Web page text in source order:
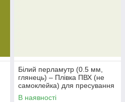
Білий перламутр (0.5 мм,
глянець) ‒ Плівка ПВХ (не
самоклейка) для пресування
на МДФ
В наявності